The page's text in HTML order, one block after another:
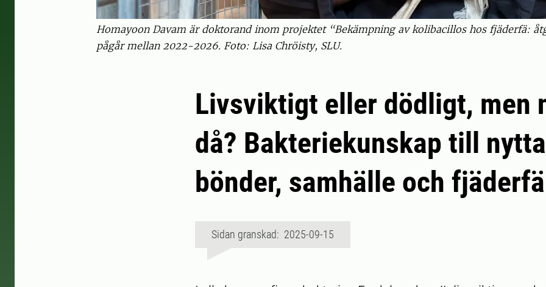
Homayoon Davam är doktorand inom projektet “Bekämpning av kolibacillos hos fjäderfä:
pågår mellan 2022-2026. Foto: Lisa Chröisty, SLU.
Livsviktigt eller dödligt, men
då? Bakteriekunskap till
bönder, samhälle och fjäderfä
Sidan granskad: 2025-09-15